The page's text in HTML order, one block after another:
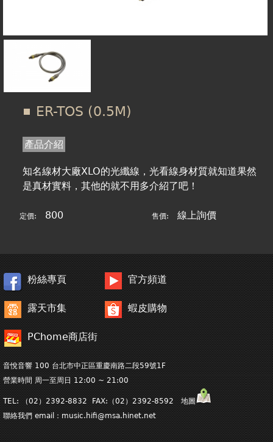
ER-TOS (0.5M)
產品介紹
知名線材大廠XLO的光纖線，光看線身材質就知道果然
是真材實料，其他的就不用多介紹了吧！
定價: 800 售價: 線上詢價
粉絲專頁 官方頻道
露天市集 蝦皮購物
PChome商店街
音悅音響 100 台北市中正區重慶南路二段59號1F
營業時間 周一至周日 12:00 ~ 21:00
TEL: （02）2392-8832 FAX:（02）2392-8592 地圖
聯絡我們 email： music.hifi@msa.hinet.net